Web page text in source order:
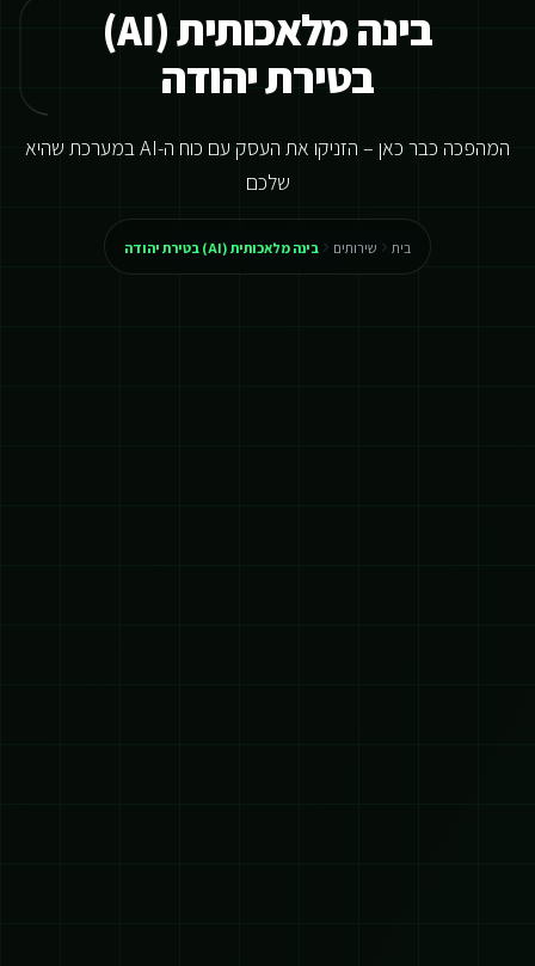
בינה מלאכותית (AI)
בטירת יהודה
המהפכה כבר כאן – הזניקו את העסק עם כוח ה-AI במערכת שהיא
שלכם
בית שירותים בינה מלאכותית (AI) בטירת יהודה